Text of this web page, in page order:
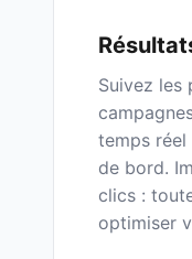
Suivez les
temps
de bord.
clics :
optimiser